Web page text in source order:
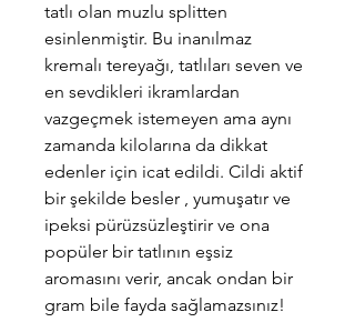
tatlı olan muzlu splitten
esinlenmiştir. Bu inanılmaz
kremalı tereyağı, tatlıları seven ve
en sevdikleri ikramlardan
vazgeçmek istemeyen ama aynı
zamanda kilolarına da dikkat
edenler için icat edildi. Cildi aktif
bir şekilde besler , yumuşatır ve
ipeksi pürüzsüzleştirir ve ona
popüler bir tatlının eşsiz
aromasını verir, ancak ondan bir
gram bile fayda sağlamazsınız!